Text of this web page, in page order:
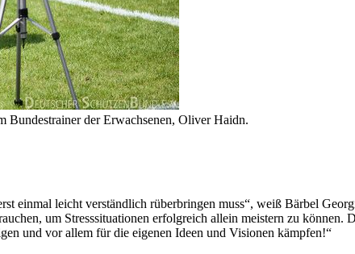
der Erwachsenen, Oliver Haidn.
einmal leicht verständlich rüberbringen muss“, weiß Bärbel
um Stresssituationen erfolgreich allein meistern zu können.
und vor allem für die eigenen Ideen und Visionen kämpfen!“